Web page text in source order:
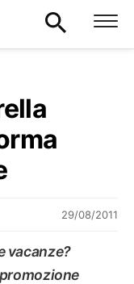
29/08/2011
vacanze?